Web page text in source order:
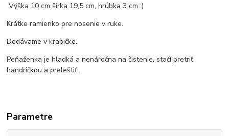
Výška 10 cm šírka 19,5 cm, hrúbka 3 cm :)
Krátke ramienko pre nosenie v ruke.
Dodávame v krabičke.
Peňaženka je hladká a nenáročna na čistenie, stačí pretriť
handričkou a preleštiť.
Parametre